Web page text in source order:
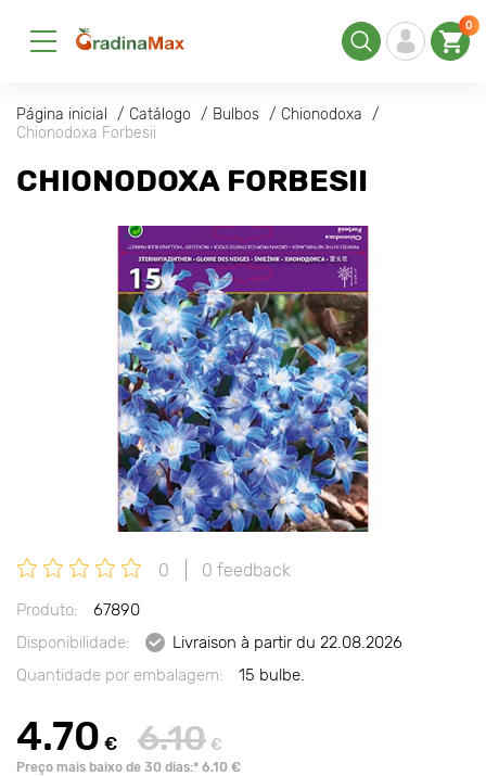
0
Página inicial Catálogo Bulbos
Chionodoxa
Chionodoxa Forbesii
CHIONODOXA FORBESII
0 0 feedback
Produto:
67890
Disponibilidade:
Livraison à partir du 22.08.2026
Quantidade por embalagem:
15 bulbe.
4.70 € 6.10 €
Preço mais baixo de 30 dias:* 6.10 €